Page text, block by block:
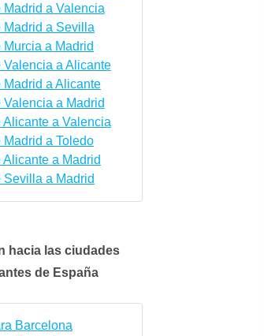
Madrid a Valencia
Madrid a Sevilla
Murcia a Madrid
Valencia a Alicante
Madrid a Alicante
Valencia a Madrid
Alicante a Valencia
Madrid a Toledo
Alicante a Madrid
Sevilla a Madrid
hacia las ciudades
de España
Barcelona